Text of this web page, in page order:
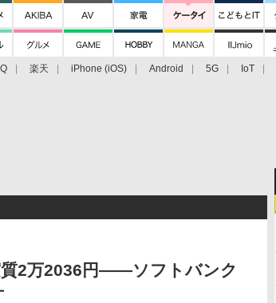
楽天 iPhone (iOS) Android 5G IoT
質2万2036円――ソフトバンク